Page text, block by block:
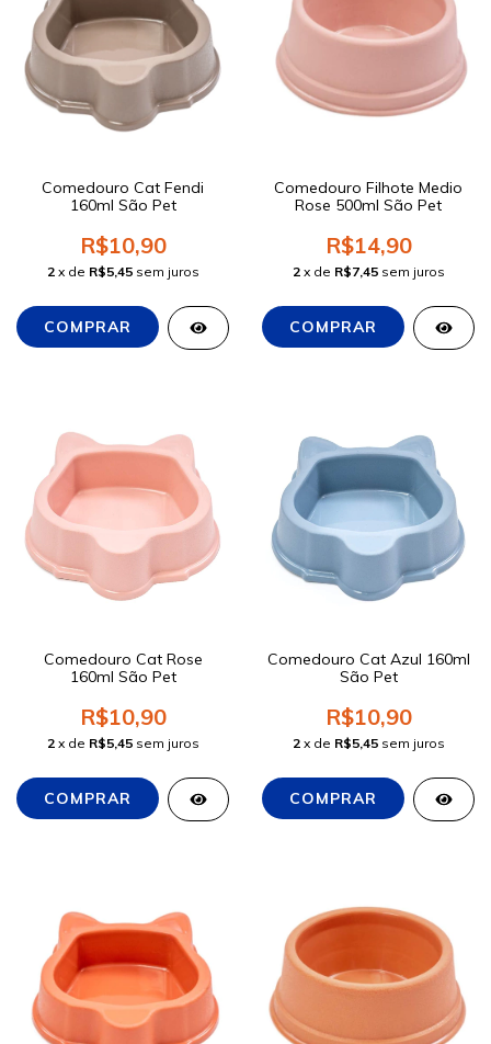
Comedouro Cat Fendi
160ml São Pet
R$10,90
2 x de R$5,45 sem juros
Comedouro Filhote Medio
Rose 500ml São Pet
R$14,90
2 x de R$7,45 sem juros
Comedouro Cat Rose
160ml São Pet
R$10,90
2 x de R$5,45 sem juros
Comedouro Cat Azul 160ml
São Pet
R$10,90
2 x de R$5,45 sem juros